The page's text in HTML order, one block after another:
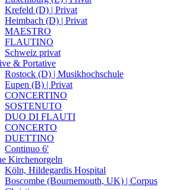
Krefeld (D) | Privat
Heimbach (D) | Privat
MAESTRO
FLAUTINO
Schweiz privat
& Portative
Rostock (D) | Musikhochschule
Eupen (B) | Privat
CONCERTINO
SOSTENUTO
DUO DI FLAUTI
CONCERTO
DUETTINO
Continuo 6'
Kirchenorgeln
Köln, Hildegardis Hospital
Boscombe (Bournemouth, UK) | Corpus